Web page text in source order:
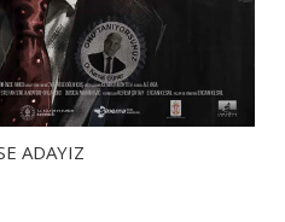
ADAYIZ